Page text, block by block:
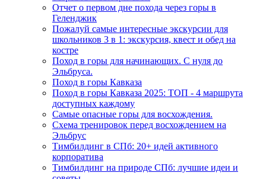
Отчет о первом дне похода через горы в
Геленджик
Пожалуй самые интересные экскурсии для
школьников 3 в 1: экскурсия, квест и обед на
костре
Поход в горы для начинающих. С нуля до
Эльбруса.
Поход в горы Кавказа
Поход в горы Кавказа 2025: ТОП - 4 маршрута
доступных каждому
Самые опасные горы для восхождения.
Схема тренировок перед восхождением на
Эльбрус
Тимбилдинг в СПб: 20+ идей активного
корпоратива
Тимбилдинг на природе СПб: лучшие идеи и